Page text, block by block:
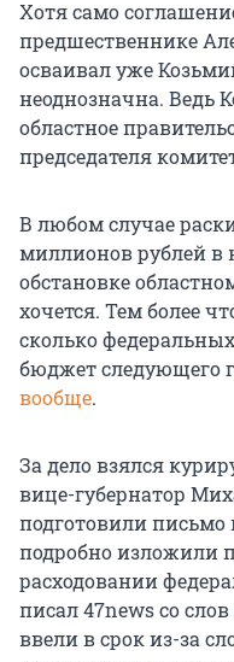
Хотя само
предшественнике
осваивал уже
неоднозначна. Ведь
областное
председателя
В любом случае
миллионов рублей в
обстановке
хочется. Тем более
сколько
бюджет следующего
вообще.
За дело взялся
вице-губернатор
подготовили письмо
подробно изложили
расходовании
писал 47news со
ввели в срок из-за